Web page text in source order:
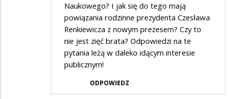
Naukowego? I jak się do tego mają
powiązania rodzinne prezydenta Czesława
Renkiewicza z nowym prezesem? Czy to
nie jest zięć brata? Odpowiedzi na te
pytania leżą w daleko idącym interesie
publicznym!
ODPOWIEDZ